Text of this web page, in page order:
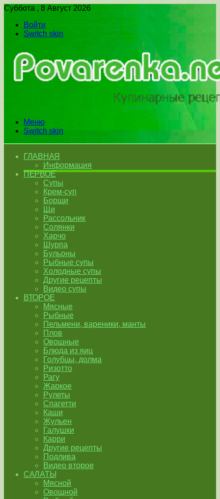
Суббота , 8 Август 2026
Войти
Switch skin
Меню
Switch skin
ГЛАВНАЯ
Информация
ПЕРВОЕ
Супы
Крем-суп
Борщи
Щи
Рассольник
Солянки
Харчо
Шурпа
Бульоны
Рыбные супы
Холодные супы
Другие рецепты
Видео супы
ВТОРОЕ
Мясные
Рыбные
Пельмени, вареники, манты
Плов
Овощные
Блюда из яиц
Голубцы, долма
Ризотто
Рагу
Жаркое
Рулеты
Спагетти
Каши
Жульен
Галушки
Карри
Другие рецепты
Подлива
Видео второе
САЛАТЫ
Мясной
Овощной